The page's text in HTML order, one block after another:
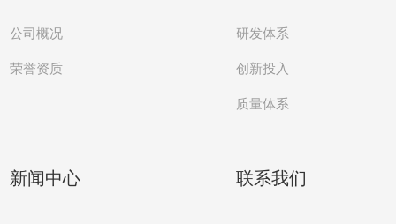
公司概况
荣誉资质
研发体系
创新投入
质量体系
新闻中心 联系我们